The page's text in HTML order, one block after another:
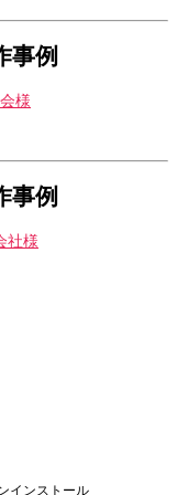
事例
様
事例
社様
インストール